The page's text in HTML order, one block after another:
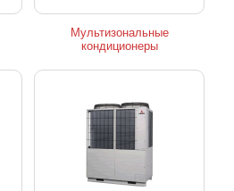
Мультизональные
кондиционеры